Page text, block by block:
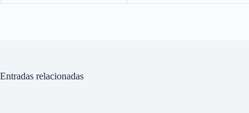
Entradas relacionadas